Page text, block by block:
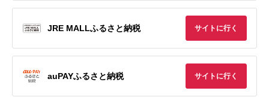
JRE MALLふるさと納税 サイトに行く
auPAYふるさと納税 サイトに行く